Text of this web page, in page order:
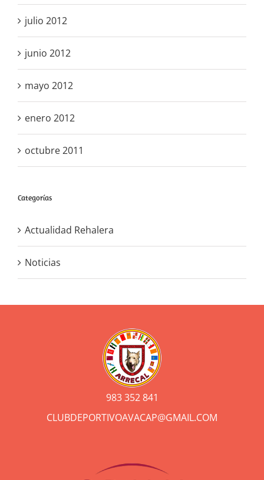
julio 2012
junio 2012
mayo 2012
enero 2012
octubre 2011
Categorías
Actualidad Rehalera
Noticias
983 352 841
CLUBDEPORTIVOAVACAP@GMAIL.COM